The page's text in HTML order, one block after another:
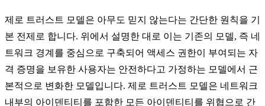
제로 트러스트 모델은 아무도 믿지 않는다는 간단한 원칙을 기
본 전제로 합니다. 위에서 설명한 대로 이는 기존의 모델, 즉 네
트워크 경계를 중심으로 구축되어 액세스 권한이 부여되는 자
격 증명을 보유한 사용자는 안전하다고 가정하는 모델에서 근
본적으로 변화한 모델입니다. 제로 트러스트 모델은 네트워크
내부의 아이덴티티를 포함한 모든 아이덴티티를 위협으로 간